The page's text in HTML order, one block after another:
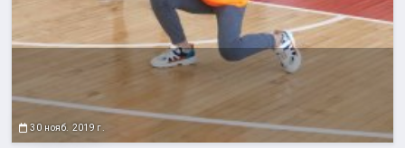
30 нояб. 2019 г.